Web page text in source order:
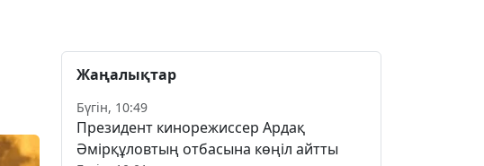
Жаңалықтар
Бүгін, 10:49
Президент кинорежиссер Ардақ
Әмірқұловтың отбасына көңіл айтты